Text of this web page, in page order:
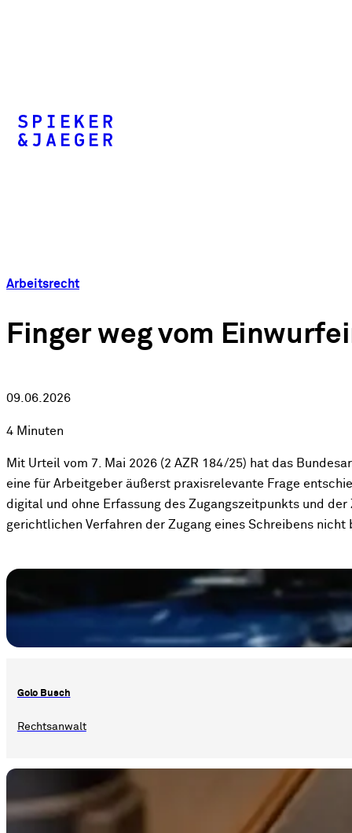
Arbeitsrecht
Finger weg vom
09.06.2026
4 Minuten
Mit Urteil vom 7. Mai 2026 (2 AZR 184/25) hat das
eine für Arbeitgeber äußerst praxisrelevante Frage
digital und ohne Erfassung des Zugangszeitpunkts und
gerichtlichen Verfahren der Zugang eines Schreibens nicht
Golo Busch
Rechtsanwalt